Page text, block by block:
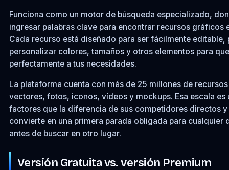
Funciona como un motor de búsqueda especializado,
ingresar palabras clave para encontrar recursos gráficos
Cada recurso está diseñado para ser fácilmente editable,
personalizar colores, tamaños y otros elementos para
perfectamente a tus necesidades.
La plataforma cuenta con más de 25 millones de
vectores, fotos, iconos, vídeos y mockups. Esa escala es
factores que la diferencia de sus competidores directos y
convierte en una primera parada obligada para cualquier
antes de buscar en otro lugar.
Versión Gratuita vs. versión Premium